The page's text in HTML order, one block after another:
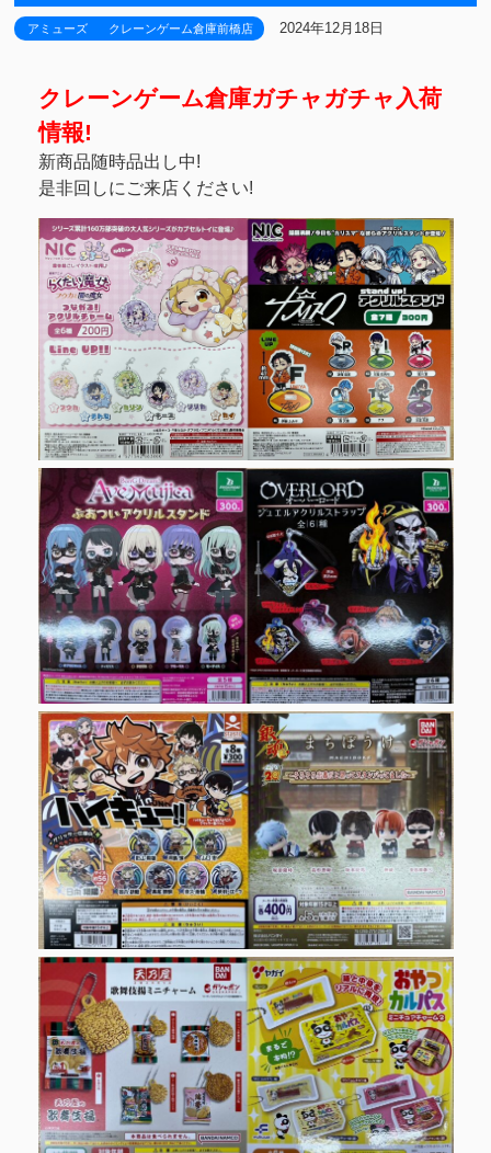
アミューズ クレーンゲーム倉庫前橋店 2024年12月18日
クレーンゲーム倉庫ガチャガチャ入荷
情報!
新商品随時品出し中!
是非回しにご来店ください!